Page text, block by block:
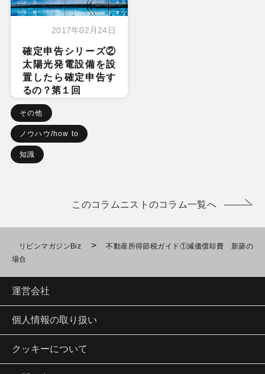
2017年02月24日
確定申告シリーズ②
太陽光発電設備を設
置したら確定申告す
るの？第１回
その他
ノウハウ/how to
知識
このコラムニストのコラム一覧へ
リビンマガジンBiz >
不動産所得節税ガイド①減価償却費 新築の
場合
運営会社
個人情報の取り扱い
クッキーについて